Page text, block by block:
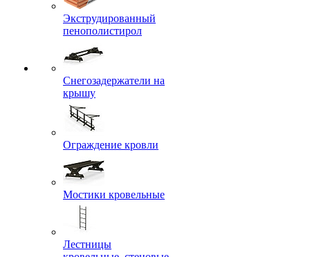
Экструдированный
пенополистирол
Снегозадержатели на
крышу
Ограждение кровли
Мостики кровельные
Лестницы